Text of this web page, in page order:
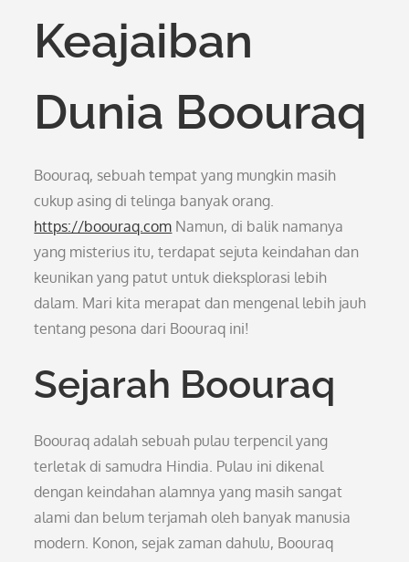
Keajaiban
Dunia Boouraq
Boouraq, sebuah tempat yang mungkin masih
cukup asing di telinga banyak orang.
https://boouraq.com Namun, di balik namanya
yang misterius itu, terdapat sejuta keindahan dan
keunikan yang patut untuk dieksplorasi lebih
dalam. Mari kita merapat dan mengenal lebih jauh
tentang pesona dari Boouraq ini!
Sejarah Boouraq
Boouraq adalah sebuah pulau terpencil yang
terletak di samudra Hindia. Pulau ini dikenal
dengan keindahan alamnya yang masih sangat
alami dan belum terjamah oleh banyak manusia
modern. Konon, sejak zaman dahulu, Boouraq